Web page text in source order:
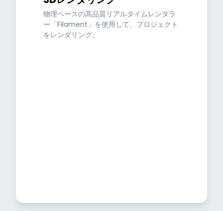
物理ベースの高品質リアルタイムレンダラ
ー「Filament」を使用して、プロジェクト
をレンダリング。